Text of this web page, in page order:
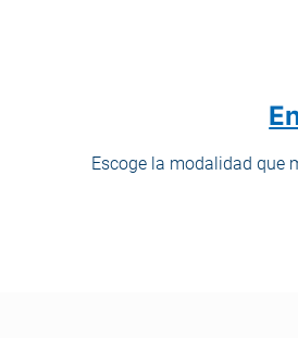
Escoge la modalidad que